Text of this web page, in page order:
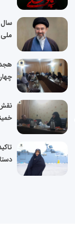
نقش